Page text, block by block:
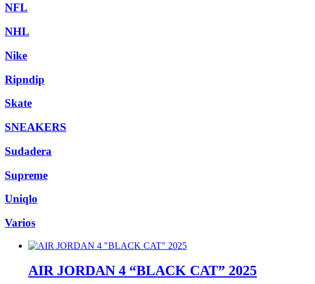
NFL
NHL
Nike
Ripndip
Skate
SNEAKERS
Sudadera
Supreme
Uniqlo
Varios
AIR JORDAN 4 “BLACK CAT” 2025